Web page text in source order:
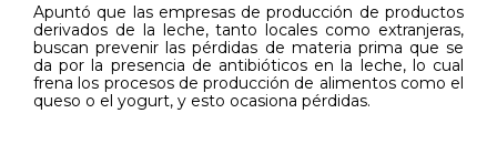
Apuntó que las empresas de producción de productos
derivados de la leche, tanto locales como extranjeras,
buscan prevenir las pérdidas de materia prima que se
da por la presencia de antibióticos en la leche, lo cual
frena los procesos de producción de alimentos como el
queso o el yogurt, y esto ocasiona pérdidas.